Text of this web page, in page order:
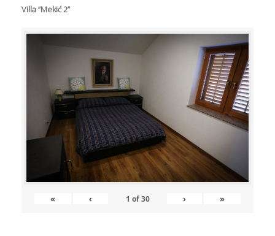
Villa “Mekić 2”
« ‹ 1 of30 › »